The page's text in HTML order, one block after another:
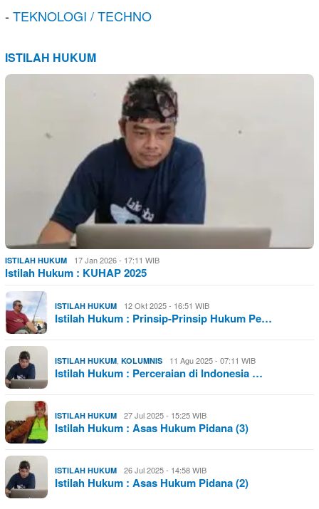
-TEKNOLOGI / TECHNO
ISTILAH HUKUM
ISTILAH HUKUM 17 Jan 2026 - 17:11 WIB
Istilah Hukum : KUHAP 2025
ISTILAH HUKUM 12 Okt 2025 - 16:51 WIB
Istilah Hukum : Prinsip-Prinsip Hukum Pe…
ISTILAH HUKUM KOLUMNIS 11 Agu 2025 - 07:11 WIB
Istilah Hukum : Perceraian di Indonesia …
ISTILAH HUKUM 27 Jul 2025 - 15:25 WIB
Istilah Hukum : Asas Hukum Pidana (3)
ISTILAH HUKUM 26 Jul 2025 - 14:58 WIB
Istilah Hukum : Asas Hukum Pidana (2)